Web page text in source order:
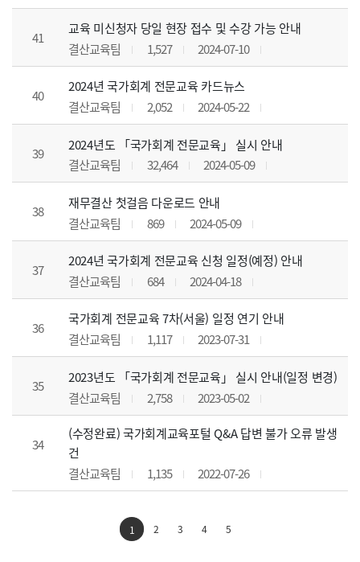
41
교육 미신청자 당일 현장 접수 및 수강 가능 안내
결산교육팀
1,527 2024-07-10
40
2024년 국가회계 전문교육 카드뉴스
결산교육팀
2,052 2024-05-22
39
2024년도 「국가회계 전문교육」 실시 안내
결산교육팀
32,464 2024-05-09
38
재무결산 첫걸음 다운로드 안내
결산교육팀
869 2024-05-09
37
2024년 국가회계 전문교육 신청 일정(예정) 안내
결산교육팀
684 2024-04-18
36
국가회계 전문교육 7차(서울) 일정 연기 안내
결산교육팀
1,117 2023-07-31
35
2023년도 「국가회계 전문교육」 실시 안내(일정 변경)
결산교육팀
2,758 2023-05-02
34
(수정완료) 국가회계교육포털 Q&A 답변 불가 오류 발생
건
결산교육팀
1,135 2022-07-26
1 2 3 4 5